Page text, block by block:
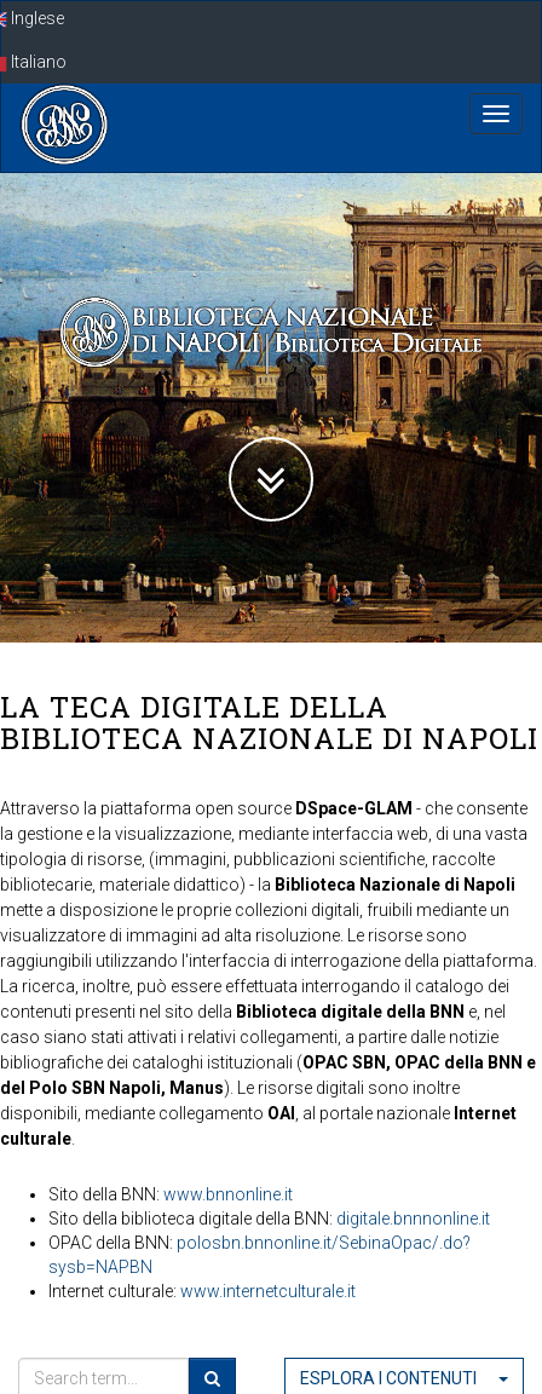
SkipInglese
Italiano
LA TECA DIGITALE DELLA
BIBLIOTECA NAZIONALE DI NAPOLI
Attraverso la piattaforma open source DSpace-GLAM - che consente
la gestione e la visualizzazione, mediante interfaccia web, di una vasta
tipologia di risorse, (immagini, pubblicazioni scientifiche, raccolte
bibliotecarie, materiale didattico) - la Biblioteca Nazionale di Napoli
mette a disposizione le proprie collezioni digitali, fruibili mediante un
visualizzatore di immagini ad alta risoluzione. Le risorse sono
raggiungibili utilizzando l'interfaccia di interrogazione della piattaforma.
La ricerca, inoltre, può essere effettuata interrogando il catalogo dei
contenuti presenti nel sito della Biblioteca digitale della BNN e, nel
caso siano stati attivati i relativi collegamenti, a partire dalle notizie
bibliografiche dei cataloghi istituzionali (OPAC SBN, OPAC della BNN e
del Polo SBN Napoli, Manus). Le risorse digitali sono inoltre
disponibili, mediante collegamento OAI , al portale nazionale Internet
culturale
Sito della BNN: www.bnnonline.it
Sito della biblioteca digitale della BNN: digitale.bnnnonline.it
OPAC della BNN: polosbn.bnnonline.it/SebinaOpac/.do?
sysb=NAPBN
Internet culturale: www.internetculturale.it
ESPLORA I CONTENUTI